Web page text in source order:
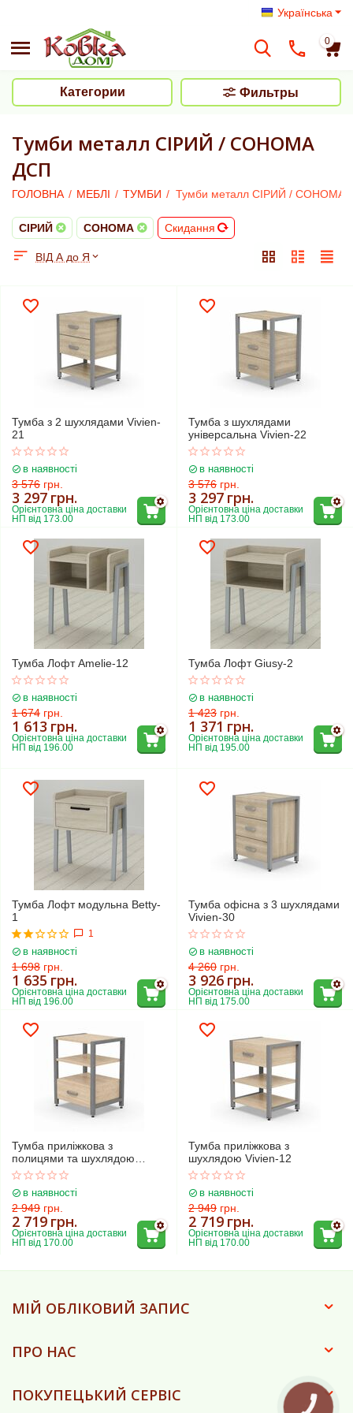
Українська
0
Категории Фильтры
Тумби металл СІРИЙ / СОНОМА
ДСП
ГОЛОВНА / МЕБЛІ / ТУМБИ / Тумби металл СІРИЙ / СОНОМА
СІРИЙ СОНОМА Скидання
ВІД А до Я
Тумба з 2 шухлядами Vivien-
21
в наявності
3 576 грн.
3 297 грн.
Орієнтовна ціна доставки
НП від 173.00
Тумба з шухлядами
універсальна Vivien-22
в наявності
3 576 грн.
3 297 грн.
Орієнтовна ціна доставки
НП від 173.00
Тумба Лофт Amelie-12
в наявності
1 674 грн.
1 613 грн.
Орієнтовна ціна доставки
НП від 196.00
Тумба Лофт Giusy-2
в наявності
1 423 грн.
1 371 грн.
Орієнтовна ціна доставки
НП від 195.00
Тумба Лофт модульна Betty-
1
1
в наявності
1 698 грн.
1 635 грн.
Орієнтовна ціна доставки
НП від 196.00
Тумба офісна з 3 шухлядами
Vivien-30
в наявності
4 260 грн.
3 926 грн.
Орієнтовна ціна доставки
НП від 175.00
Тумба приліжкова з
полицями та шухлядою
Vivien-11
в наявності
2 949 грн.
2 719 грн.
Орієнтовна ціна доставки
НП від 170.00
Тумба приліжкова з
шухлядою Vivien-12
в наявності
2 949 грн.
2 719 грн.
Орієнтовна ціна доставки
НП від 170.00
МІЙ ОБЛІКОВИЙ ЗАПИС
ПРО НАС
ПОКУПЕЦЬКИЙ СЕРВІС
КНОПКА
ЗВ'ЯЗКУ